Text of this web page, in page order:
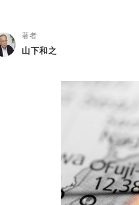
著者
山下和之